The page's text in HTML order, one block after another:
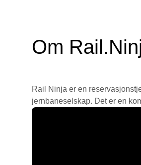
Om
Rail Ninja er en
jernbaneselskap. Det er en